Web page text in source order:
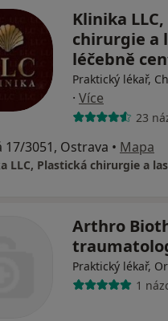
Klinika
chirurgie a
léčebně
Praktický lékař,
· Více
23
17/3051, Ostrava • Mapa
Arthro
Praktický lékař,
1